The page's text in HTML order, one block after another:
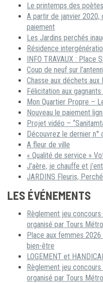
Le printemps des
A partir de janvier 2020,
paiement
Les Jardins perchés
Résidence
INFO TRAVAUX : Place
Coup de neuf sur
Chasse aux déchets aux
Félicitation aux
Mon Quartier Propre –
Nouveau le paiement
Projet vidéo –
Découvrez le dernier n°
A fleur de ville
« Qualité de service »
J’aère, je chauffe et
JARDINS Fleuris,
LES ÉVÉNEMENTS
Règlement jeu
organisé par Tours
Place aux femmes 2026
bien-être
LOGEMENT et
Règlement jeu concours
organisé par Tours